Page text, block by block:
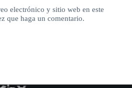
electrónico y sitio web en este
que haga un comentario.